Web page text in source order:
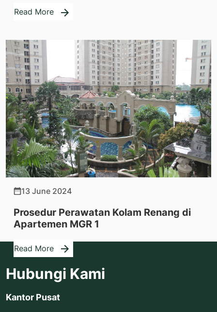
Read More
13 June 2024
Prosedur Perawatan Kolam Renang di
Apartemen MGR 1
Read More
Hubungi Kami
Kantor Pusat